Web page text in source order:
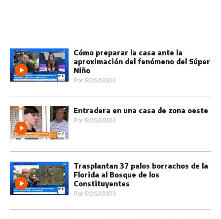
Cómo preparar la casa ante la
aproximación del fenómeno del Súper
Niño
Por ROSARIO3
Entradera en una casa de zona oeste
Por ROSARIO3
Trasplantan 37 palos borrachos de la
Florida al Bosque de los
Constituyentes
Por ROSARIO3